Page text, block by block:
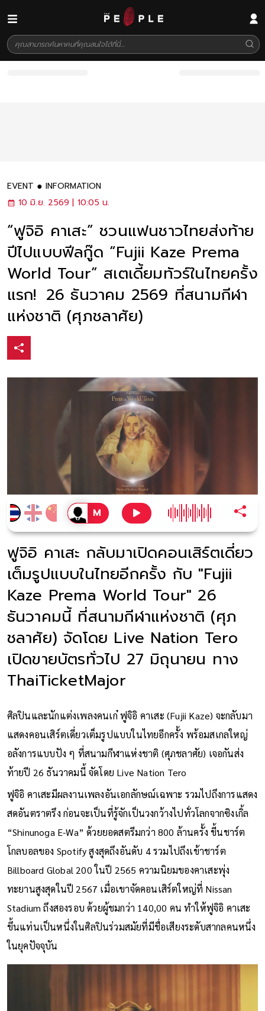
EVENT
INFORMATION
10 มิ.ย. 2569 | 10:05 น.
“ฟูจิอิ คาเสะ” ชวนแฟนชาวไทยส่งท้าย
ปีไปแบบฟีลกู๊ด “Fujii Kaze Prema
World Tour” สเตเดี้ยมทัวร์ในไทยครั้ง
แรก! 26 ธันวาคม 2569 ที่สนามกีฬา
แห่งชาติ (ศุภชลาศัย)
ฟูจิอิ คาเสะ กลับมาเปิดคอนเสิร์ตเดี่ยว
เต็มรูปแบบในไทยอีกครั้ง กับ "Fujii
Kaze Prema World Tour" 26
ธันวาคมนี้ ที่สนามกีฬาแห่งชาติ (ศุภ
ชลาศัย) จัดโดย Live Nation Tero
เปิดขายบัตรทั่วไป 27 มิถุนายน ทาง
ThaiTicketMajor
ศิลปินและนักแต่งเพลงคนเก๋ ฟูจิอิ คาเสะ (Fujii Kaze) จะกลับมา
แสดงคอนเสิร์ตเดี่ยวเต็มรูปแบบในไทยอีกครั้ง พร้อมสเกลใหญ่
อลังการแบบปัง ๆ ที่สนามกีฬาแห่งชาติ (ศุภชลาศัย) เจอกันส่ง
ท้ายปี 26 ธันวาคมนี้ จัดโดย Live Nation Tero
ฟูจิอิ คาเสะมีผลงานเพลงอันเอกลักษณ์เฉพาะ รวมไปถึงการแสดง
สดอันตราตรึง ก่อนจะเป็นที่รู้จักเป็นวงกว้างไปทั่วโลกจากซิงเกิ้ล
“Shinunoga E-Wa” ด้วยยอดสตรีมกว่า 800 ล้านครั้ง ขี้นชาร์ต
โกลบอลของ Spotify สูงสุดถึงอันดับ 4 รวมไปถึงเข้าชาร์ต
Billboard Global 200 ในปี 2565 ความนิยมของคาเสะพุ่ง
ทะยานสูงสุดในปี 2567 เมื่อเขาจัดคอนเสิร์ตใหญ่ที่ Nissan
Stadium ถึงสองรอบ ด้วยผู้ชมกว่า 140,00 คน ทำให้ฟูจิอิ คาเสะ
ขึ้นแท่นเป็นหนึ่งในศิลปินร่วมสมัยที่มีชื่อเสียงระดับสากลคนหนึ่ง
ในยุคปัจจุบัน